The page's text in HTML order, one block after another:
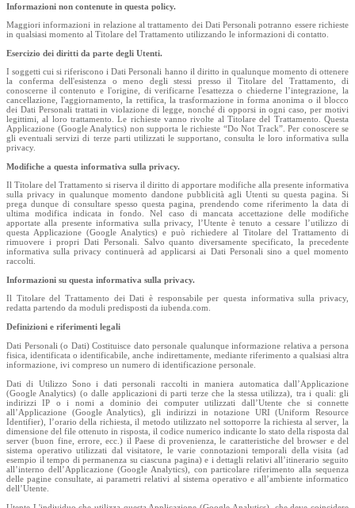
Informazioni non contenute in questa policy.
Maggiori informazioni in relazione al trattamento dei Dati Personali potranno essere richieste
in qualsiasi momento al Titolare del Trattamento utilizzando le informazioni di contatto.
Esercizio dei diritti da parte degli Utenti.
I soggetti cui si riferiscono i Dati Personali hanno il diritto in qualunque momento di ottenere
la conferma dell'esistenza o meno degli stessi presso il Titolare del Trattamento, di
conoscerne il contenuto e l'origine, di verificarne l'esattezza o chiederne l’integrazione, la
cancellazione, l'aggiornamento, la rettifica, la trasformazione in forma anonima o il blocco
dei Dati Personali trattati in violazione di legge, nonché di opporsi in ogni caso, per motivi
legittimi, al loro trattamento. Le richieste vanno rivolte al Titolare del Trattamento. Questa
Applicazione (Google Analytics) non supporta le richieste “Do Not Track”. Per conoscere se
gli eventuali servizi di terze parti utilizzati le supportano, consulta le loro informativa sulla
privacy.
Modifiche a questa informativa sulla privacy.
Il Titolare del Trattamento si riserva il diritto di apportare modifiche alla presente informativa
sulla privacy in qualunque momento dandone pubblicità agli Utenti su questa pagina. Si
prega dunque di consultare spesso questa pagina, prendendo come riferimento la data di
ultima modifica indicata in fondo. Nel caso di mancata accettazione delle modifiche
apportate alla presente informativa sulla privacy, l’Utente è tenuto a cessare l’utilizzo di
questa Applicazione (Google Analytics) e può richiedere al Titolare del Trattamento di
rimuovere i propri Dati Personali. Salvo quanto diversamente specificato, la precedente
informativa sulla privacy continuerà ad applicarsi ai Dati Personali sino a quel momento
raccolti.
Informazioni su questa informativa sulla privacy.
Il Titolare del Trattamento dei Dati è responsabile per questa informativa sulla privacy,
redatta partendo da moduli predisposti da iubenda.com.
Definizioni e riferimenti legali
Dati Personali (o Dati) Costituisce dato personale qualunque informazione relativa a persona
fisica, identificata o identificabile, anche indirettamente, mediante riferimento a qualsiasi altra
informazione, ivi compreso un numero di identificazione personale.
Dati di Utilizzo Sono i dati personali raccolti in maniera automatica dall’Applicazione
(Google Analytics) (o dalle applicazioni di parti terze che la stessa utilizza), tra i quali: gli
indirizzi IP o i nomi a dominio dei computer utilizzati dall’Utente che si connette
all’Applicazione (Google Analytics), gli indirizzi in notazione URI (Uniform Resource
Identifier), l’orario della richiesta, il metodo utilizzato nel sottoporre la richiesta al server, la
dimensione del file ottenuto in risposta, il codice numerico indicante lo stato della risposta dal
server (buon fine, errore, ecc.) il Paese di provenienza, le caratteristiche del browser e del
sistema operativo utilizzati dal visitatore, le varie connotazioni temporali della visita (ad
esempio il tempo di permanenza su ciascuna pagina) e i dettagli relativi all’itinerario seguito
all’interno dell’Applicazione (Google Analytics), con particolare riferimento alla sequenza
delle pagine consultate, ai parametri relativi al sistema operativo e all’ambiente informatico
dell’Utente.